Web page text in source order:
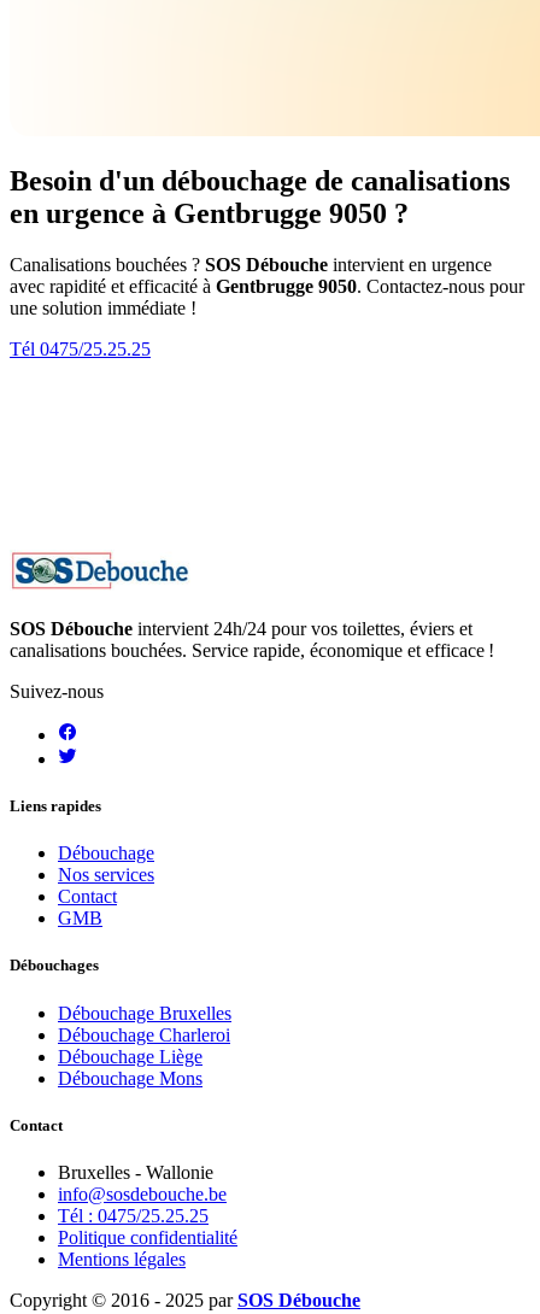
Besoin d'un débouchage de canalisations
en urgence à Gentbrugge 9050 ?
Canalisations bouchées ? SOS Débouche intervient en urgence
avec rapidité et efficacité à Gentbrugge 9050. Contactez-nous pour
une solution immédiate !
Tél 0475/25.25.25
SOS Débouche intervient 24h/24 pour vos toilettes, éviers et
canalisations bouchées. Service rapide, économique et efficace !
Suivez-nous
Liens rapides
Débouchage
Nos services
Contact
GMB
Débouchages
Débouchage Bruxelles
Débouchage Charleroi
Débouchage Liège
Débouchage Mons
Contact
Bruxelles - Wallonie
info@sosdebouche.be
Tél : 0475/25.25.25
Politique confidentialité
Mentions légales
Copyright © 2016 - 2025 parSOS Débouche